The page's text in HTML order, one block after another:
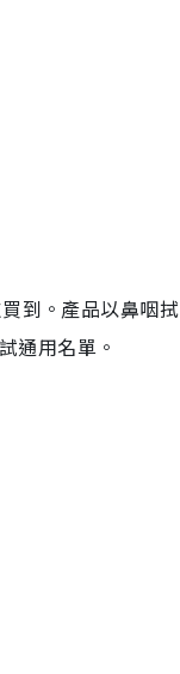
到。產品以鼻咽
通用名單。